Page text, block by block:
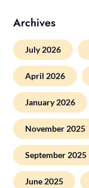
Archives
July 2026
April 2026
January 2026
November 2025
September 2025
June 2025